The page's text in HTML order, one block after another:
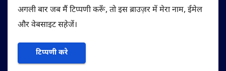
अगली बार जब मैं टिप्पणी करूँ, तो इस ब्राउज़र में मेरा नाम, ईमेल
और वेबसाइट सहेजें।